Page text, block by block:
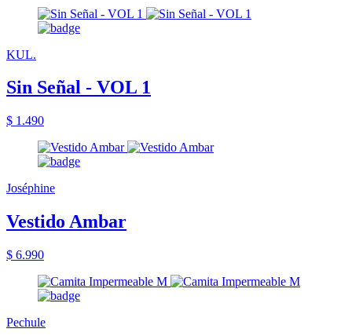
KUL.
Sin Señal - VOL 1
$ 1.490
Joséphine
Vestido Ambar
$ 6.990
Pechule